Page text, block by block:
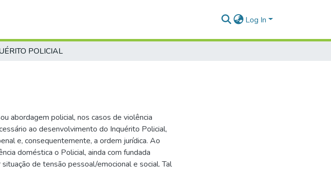
Log In
POLICIAL
abordagem policial, nos casos de violência
ao desenvolvimento do Inquérito Policial,
e, consequentemente, a ordem jurídica. Ao
doméstica o Policial, ainda com fundada
de tensão pessoal/emocional e social. Tal